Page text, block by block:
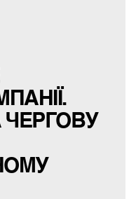
ЧЕРГОВУ